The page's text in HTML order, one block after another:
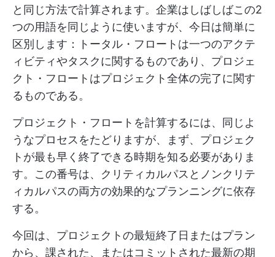
と同じ方法で計算されます。企業はしばしばこの2
つの用語を同じように使いますが、今日は簡単に
区別します：トータル・フロートは一つのアクテ
ィビティやタスクに関するものであり、プロジェ
クト・フロートはプロジェクト全体の完了に関す
るものである。
プロジェクト・フロートを計算するには、同じよ
うなプロセスをたどりますが、まず、プロジェク
トが最も早く終了できる時期を知る必要がありま
す。この番号は、クリティカルパスとノンクリテ
ィカルパスの両方の効果的なプランニングに依存
する。
今回は、プロジェクトの最短終了日またはプラン
から、課された、またはコミットされた最新の期